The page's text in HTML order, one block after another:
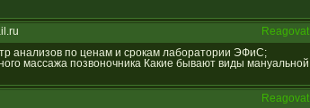
Reagovat
анализов по ценам и срокам лаборатории ЭФиС;
массажа позвоночника Какие бывают виды мануальной
Reagovat